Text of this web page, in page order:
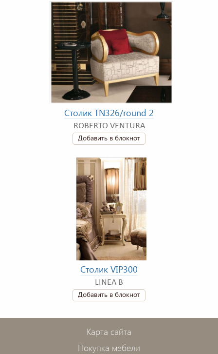
Столик TN326/round 2
ROBERTO VENTURA
Добавить в блокнот
Столик VIP300
LINEA B
Добавить в блокнот
Карта сайта
Покупка мебели